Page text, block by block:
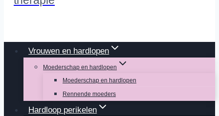
Vrouwen en hardlopen
Moederschap en hardlopen
Moederschap en hardlopen
Rennende moeders
Hardloop perikelen